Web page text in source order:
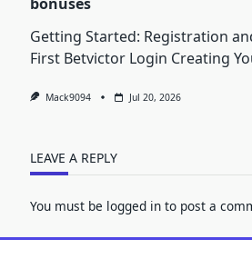
Getting Started: Registration
First Betvictor Login Creating
Mack9094 Jul 20, 2026
LEAVE A REPLY
You must be logged in to post a